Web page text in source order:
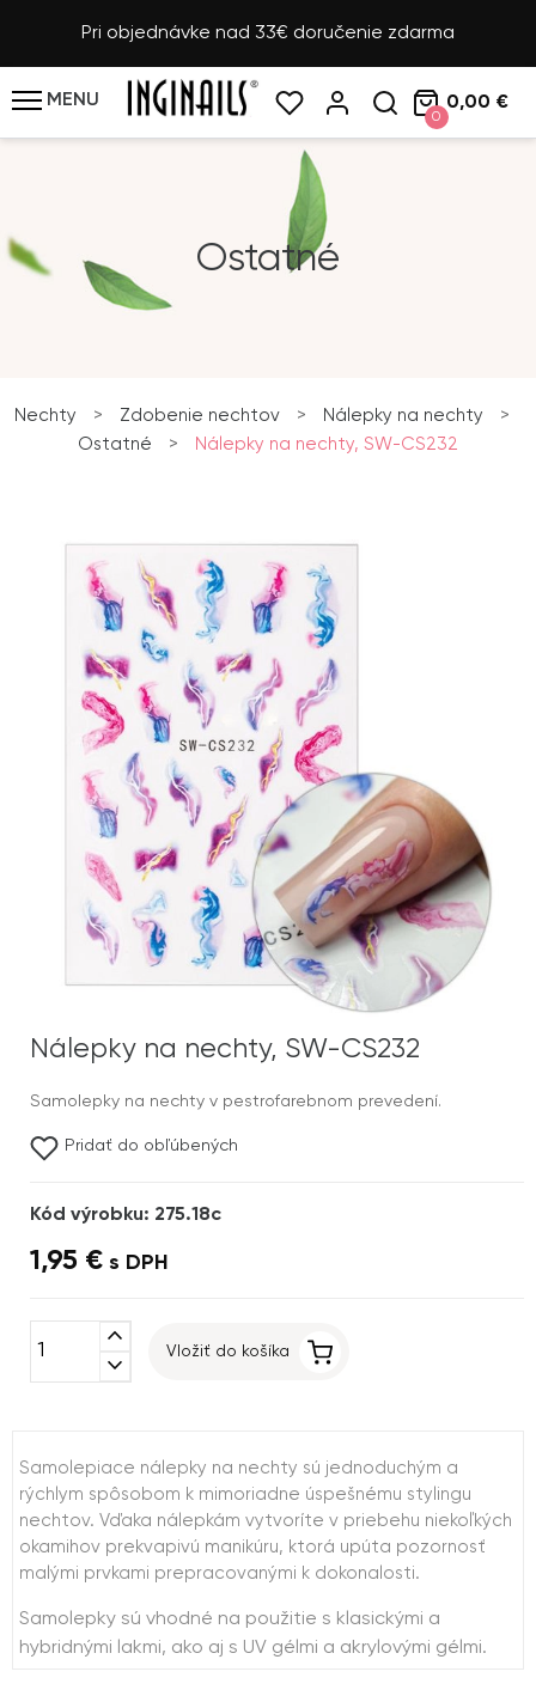
Pri objednávke nad 33€ doručenie zdarma
MENU
0
0,00 €
Ostatné
Nechty > Zdobenie nechtov > Nálepky na nechty
>
Ostatné
> Nálepky na nechty, SW-CS232
Nálepky na nechty, SW-CS232
Samolepky na nechty v pestrofarebnom prevedení.
Pridať do obľúbených
Kód výrobku: 275.18c
1,95 € s DPH
expand_less
expand_more
Vložiť do košíka
Samolepiace nálepky na nechty sú jednoduchým a
rýchlym spôsobom k mimoriadne úspešnému stylingu
nechtov. Vďaka nálepkám vytvoríte v priebehu niekoľkých
okamihov prekvapivú manikúru, ktorá upúta pozornosť
malými prvkami prepracovanými k dokonalosti.
Samolepky sú vhodné na použitie s klasickými a
hybridnými lakmi, ako aj s UV gélmi a akrylovými gélmi.